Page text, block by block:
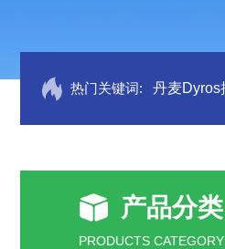
热门关键词: 丹麦Dyros
产品分类
PRODUCTS CATEGORY